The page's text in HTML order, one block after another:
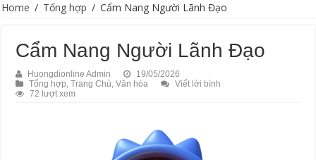
Home / Tổng hợp / Cẩm Nang Người Lãnh Đạo
Cẩm Nang Người Lãnh Đạo
Huongdionline Admin
19/05/2026
Tổng hợp,Trang Chủ,Văn hóa
Viết lời bình
72 lượt xem